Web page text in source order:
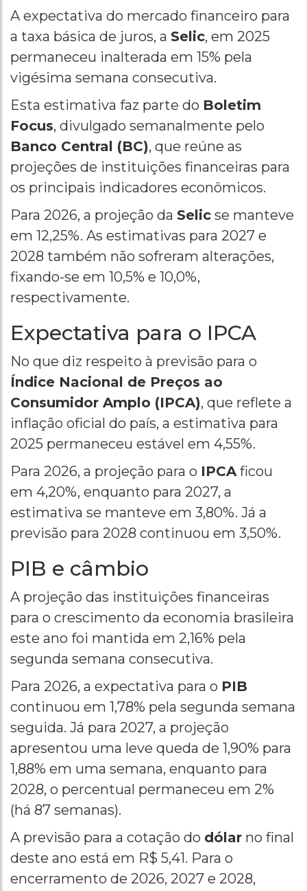
A expectativa do mercado financeiro para
a taxa básica de juros, a Selic, em 2025
permaneceu inalterada em 15% pela
vigésima semana consecutiva.
Esta estimativa faz parte do Boletim
Focus, divulgado semanalmente pelo
Banco Central (BC), que reúne as
projeções de instituições financeiras para
os principais indicadores econômicos.
Para 2026, a projeção da Selic se manteve
em 12,25%. As estimativas para 2027 e
2028 também não sofreram alterações,
fixando-se em 10,5% e 10,0%,
respectivamente.
Expectativa para o IPCA
No que diz respeito à previsão para o
Índice Nacional de Preços ao
Consumidor Amplo (IPCA), que reflete a
inflação oficial do país, a estimativa para
2025 permaneceu estável em 4,55%.
Para 2026, a projeção para o IPCA ficou
em 4,20%, enquanto para 2027, a
estimativa se manteve em 3,80%. Já a
previsão para 2028 continuou em 3,50%.
PIB e câmbio
A projeção das instituições financeiras
para o crescimento da economia brasileira
este ano foi mantida em 2,16% pela
segunda semana consecutiva.
Para 2026, a expectativa para o PIB
continuou em 1,78% pela segunda semana
seguida. Já para 2027, a projeção
apresentou uma leve queda de 1,90% para
1,88% em uma semana, enquanto para
2028, o percentual permaneceu em 2%
(há 87 semanas).
A previsão para a cotação do dólar no final
deste ano está em R$ 5,41. Para o
encerramento de 2026, 2027 e 2028,